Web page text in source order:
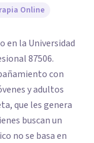
Online
en la Universidad
87506.
con
y adultos
que les genera
buscan un
no se basa en